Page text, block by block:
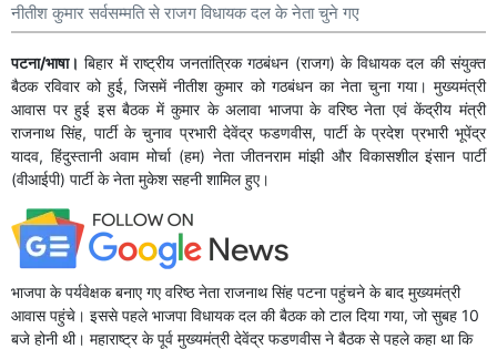
नीतीश कुमार सर्वसम्मति से राजग विधायक दल के नेता चुने गए
पटना/भाषा। बिहार में राष्ट्रीय जनतांत्रिक गठबंधन (राजग) के विधायक दल की संयुक्त
बैठक रविवार को हुई, जिसमें नीतीश कुमार को गठबंधन का नेता चुना गया। मुख्यमंत्री
आवास पर हुई इस बैठक में कुमार के अलावा भाजपा के वरिष्ठ नेता एवं केंद्रीय मंत्री
राजनाथ सिंह, पार्टी के चुनाव प्रभारी देवेंद्र फडणवीस, पार्टी के प्रदेश प्रभारी भूपेंद्र
यादव, हिंदुस्तानी अवाम मोर्चा (हम) नेता जीतनराम मांझी और विकासशील इंसान पार्टी
(वीआईपी) पार्टी के नेता मुकेश सहनी शामिल हुए।
भाजपा के पर्यवेक्षक बनाए गए वरिष्ठ नेता राजनाथ सिंह पटना पहुंचने के बाद मुख्यमंत्री
आवास पहुंचे। इससे पहले भाजपा विधायक दल की बैठक को टाल दिया गया, जो सुबह 10
बजे होनी थी। महाराष्ट्र के पूर्व मुख्यमंत्री देवेंद्र फडणवीस ने बैठक से पहले कहा था कि